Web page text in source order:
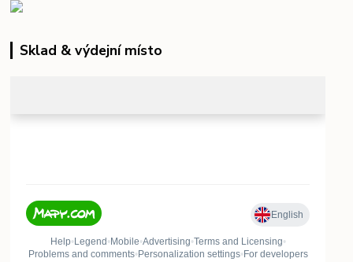
Sklad & výdejní místo